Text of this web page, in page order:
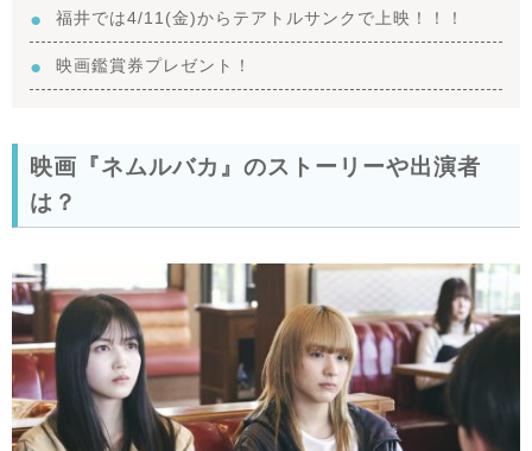
福井では4/11(金)からテアトルサンクで上映！！！
映画鑑賞券プレゼント！
映画『ネムルバカ』のストーリーや出演者
は？